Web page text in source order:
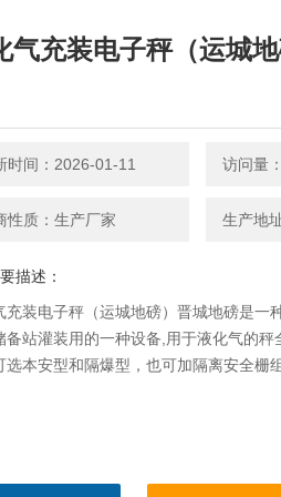
气充装电子秤（运城
时间：2026-01-11 访问量
性质：生产厂家 生产地
描述：
充装电子秤（运城地磅）晋城地磅是一
备站灌装用的一种设备,用于液化气的秤
选本安型和隔爆型，也可加隔离安全栅